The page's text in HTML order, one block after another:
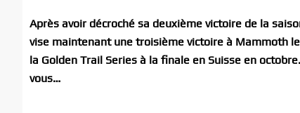
Après avoir décroché sa deuxième victoire de la
vise maintenant une troisième victoire à Mammoth
la Golden Trail Series à la finale en Suisse en
vous…